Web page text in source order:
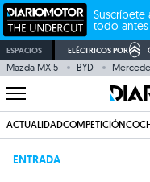
Suscríbete
todo
ESPACIOS ELÉCTRICOS POR
Mazda MX-5 BYD
ACTUALIDADCOMPETICIÓN
ENTRADA